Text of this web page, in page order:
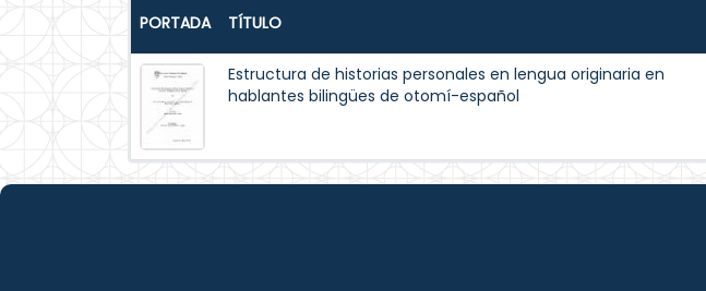
PORTADA TÍTULO
Estructura de historias personales en lengua originaria en
hablantes bilingües de otomí-español